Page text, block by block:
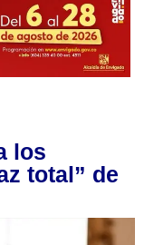
los
total” de